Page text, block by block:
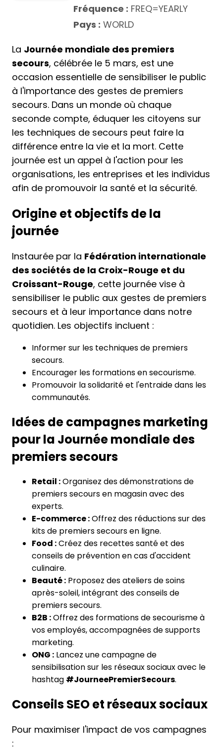
Fréquence : FREQ=YEARLY
Pays : WORLD
La Journée mondiale des premiers
secours, célébrée le 5 mars, est une
occasion essentielle de sensibiliser le public
à l'importance des gestes de premiers
secours. Dans un monde où chaque
seconde compte, éduquer les citoyens sur
les techniques de secours peut faire la
différence entre la vie et la mort. Cette
journée est un appel à l'action pour les
organisations, les entreprises et les individus
afin de promouvoir la santé et la sécurité.
Origine et objectifs de la
journée
Instaurée par la Fédération internationale
des sociétés de la Croix-Rouge et du
Croissant-Rouge, cette journée vise à
sensibiliser le public aux gestes de premiers
secours et à leur importance dans notre
quotidien. Les objectifs incluent :
Informer sur les techniques de premiers
secours.
Encourager les formations en secourisme.
Promouvoir la solidarité et l'entraide dans les
communautés.
Idées de campagnes marketing
pour la Journée mondiale des
premiers secours
Retail :Organisez des démonstrations de
premiers secours en magasin avec des
experts.
E-commerce :Offrez des réductions sur des
kits de premiers secours en ligne.
Food :Créez des recettes santé et des
conseils de prévention en cas d'accident
culinaire.
Beauté : Proposez des ateliers de soins
après-soleil, intégrant des conseils de
premiers secours.
B2B :Offrez des formations de secourisme à
vos employés, accompagnées de supports
marketing.
ONG : Lancez une campagne de
sensibilisation sur les réseaux sociaux avec le
hashtag #JourneePremierSecours.
Conseils SEO et réseaux sociaux
Pour maximiser l'impact de vos campagnes
: